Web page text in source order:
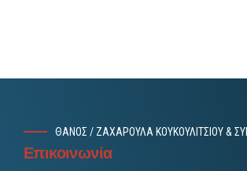
ΘΑΝΟΣ / ΖΑΧΑΡΟΥΛΑ ΚΟΥΚΟΥΛΙΤΣΙΟΥ &
Επικοινωνία